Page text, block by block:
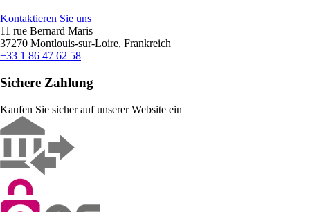
Kontaktieren Sie uns
11 rue Bernard Maris
37270 Montlouis-sur-Loire, Frankreich
+33 1 86 47 62 58
Sichere Zahlung
Kaufen Sie sicher auf unserer Website ein